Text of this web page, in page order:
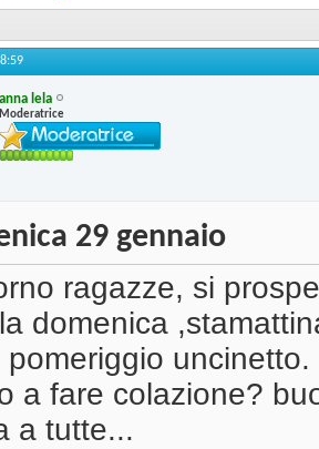
anna lela
Moderatrice
29 gennaio
ragazze, si
domenica
pomeriggio uncinetto.
a fare colazione?
a tutte...